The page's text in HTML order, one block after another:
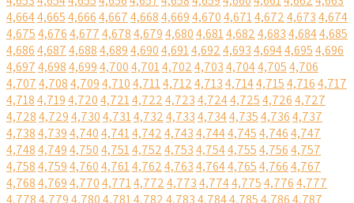
4,6644,6654,6664,6674,6684,6694,6704,6714,6724,6734,674
4,6754,6764,6774,6784,6794,6804,6814,6824,6834,6844,685
4,6864,6874,6884,6894,6904,6914,6924,6934,6944,6954,696
4,6974,6984,6994,7004,7014,7024,7034,7044,7054,706
4,7074,7084,7094,7104,7114,7124,7134,7144,7154,7164,717
4,7184,7194,7204,7214,7224,7234,7244,7254,7264,727
4,7284,7294,7304,7314,7324,7334,7344,7354,7364,737
4,7384,7394,7404,7414,7424,7434,7444,7454,7464,747
4,7484,7494,7504,7514,7524,7534,7544,7554,7564,757
4,7584,7594,7604,7614,7624,7634,7644,7654,7664,767
4,7684,7694,7704,7714,7724,7734,7744,7754,7764,777